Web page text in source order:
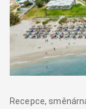
Recepce,